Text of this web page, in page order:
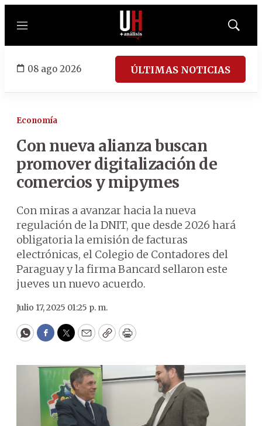
Menú
Mostrar
08 ago 2026 ÚLTIMAS NOTICIAS
Economía
Con nueva alianza buscan
promover digitalización de
comercios y mipymes
Con miras a avanzar hacia la nueva
regulación de la DNIT, que desde 2026 hará
obligatoria la emisión de facturas
electrónicas, el Colegio de Contadores del
Paraguay y la firma Bancard sellaron este
jueves un nuevo acuerdo.
Julio 17, 2025 01:25 p. m.
WhatsApp
Facebook
Twitter
EmailCopyPrint